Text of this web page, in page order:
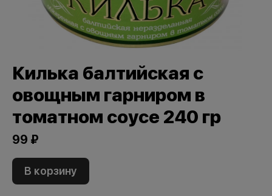
Килька балтийская с
овощным гарниром в
томатном соусе 240 гр
99 ₽
В корзину